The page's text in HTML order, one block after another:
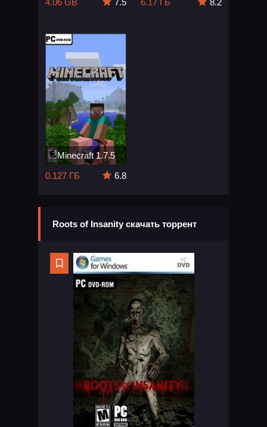
4.06 GB
7.5
6.17 ГБ
8.2
Minecraft 1.7.5
0.127 ГБ
6.8
Roots of Insanity скачать торрент